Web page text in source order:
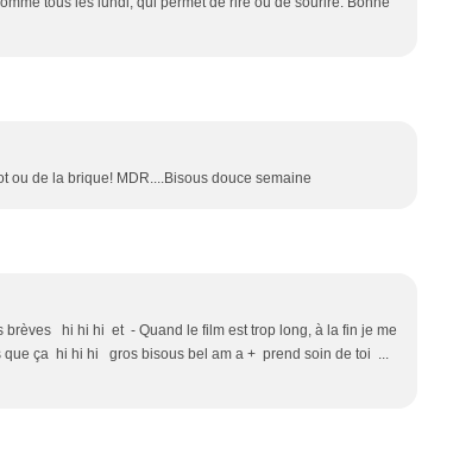
ou de la brique! MDR....Bisous douce semaine
brèves hi hi hi et - Quand le film est trop long, à la fin je me
ça hi hi hi gros bisous bel am a + prend soin de toi ...